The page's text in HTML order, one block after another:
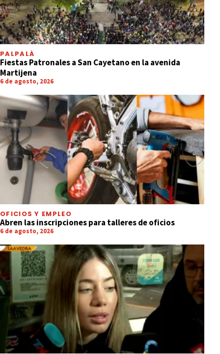
PALPALÁ
Fiestas Patronales a San Cayetano en la avenida
Martijena
6 de agosto, 2026
OFICIOS Y EMPLEO
Abren las inscripciones para talleres de oficios
6 de agosto, 2026